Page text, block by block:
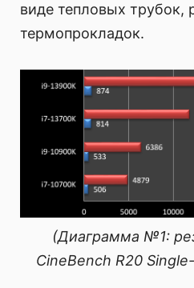
виде тепловых трубок,
термопрокладок.
(Диаграмма №1:
CineBench R20